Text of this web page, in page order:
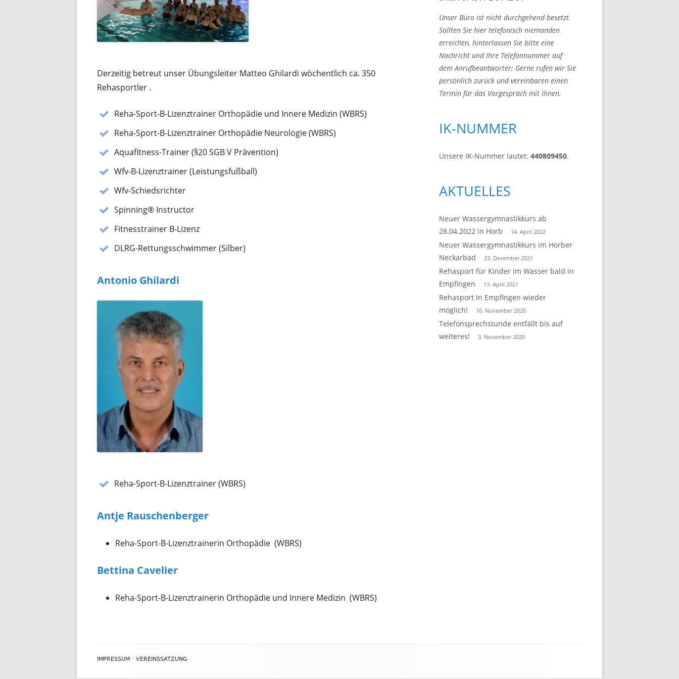
Derzeitig betreut unser Übungsleiter Matteo Ghilardi wöchentlich ca. 350
Rehasportler .
Reha-Sport-B-Lizenztrainer Orthopädie und Innere Medizin (WBRS)
Reha-Sport-B-Lizenztrainer Orthopädie Neurologie (WBRS)
Aquafitness-Trainer (§20 SGB V Prävention)
Wfv-B-Lizenztrainer (Leistungsfußball)
Wfv-Schiedsrichter
Spinning® Instructor
Fitnesstrainer B-Lizenz
DLRG-Rettungsschwimmer (Silber)
Antonio Ghilardi
Reha-Sport-B-Lizenztrainer (WBRS)
Antje Rauschenberger
Reha-Sport-B-Lizenztrainerin Orthopädie (WBRS)
Bettina Cavelier
Reha-Sport-B-Lizenztrainerin Orthopädie und Innere Medizin (WBRS)
Unser Büro ist nicht durchgehend besetzt.
Sollten Sie hier telefonisch niemanden
erreichen, hinterlassen Sie bitte eine
Nachricht und Ihre Telefonnummer auf
dem Anrufbeantworter: Gerne rufen wir Sie
persönlich zurück und vereinbaren einen
Termin für das Vorgespräch mit Ihnen.
IK-NUMMER
Unsere IK-Nummer lautet:440809450.
AKTUELLES
Neuer Wassergymnastikkurs ab
28.04.2022 in Horb
14. April 2022
Neuer Wassergymnastikkurs im Horber
Neckarbad
23. Dezember 2021
Rehasport für Kinder im Wasser bald in
Empfingen
13. April 2021
Rehasport in Empfingen wieder
möglich!
10. November 2020
Telefonsprechstunde entfällt bis auf
weiteres!
3. November 2020
IMPRESSUM · VEREINSSATZUNG